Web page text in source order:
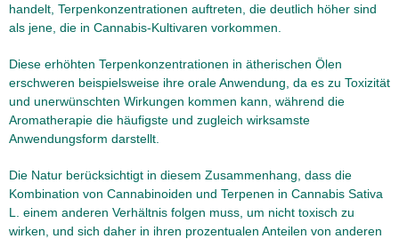
handelt, Terpenkonzentrationen auftreten, die deutlich höher sind
als jene, die in Cannabis-Kultivaren vorkommen.
Diese erhöhten Terpenkonzentrationen in ätherischen Ölen
erschweren beispielsweise ihre orale Anwendung, da es zu Toxizität
und unerwünschten Wirkungen kommen kann, während die
Aromatherapie die häufigste und zugleich wirksamste
Anwendungsform darstellt.
Die Natur berücksichtigt in diesem Zusammenhang, dass die
Kombination von Cannabinoiden und Terpenen in Cannabis Sativa
L. einem anderen Verhältnis folgen muss, um nicht toxisch zu
wirken, und sich daher in ihren prozentualen Anteilen von anderen